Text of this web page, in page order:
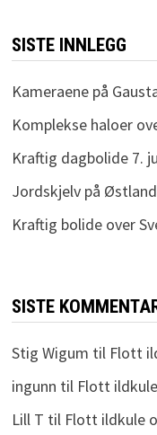
SISTE INNLEGG
Kameraene på
Komplekse haloer
Kraftig dagbolide 7.
Jordskjelv på
Kraftig bolide over
SISTE
Stig Wigum til Flott
ingunn til Flott
Lill T til Flott ildkule